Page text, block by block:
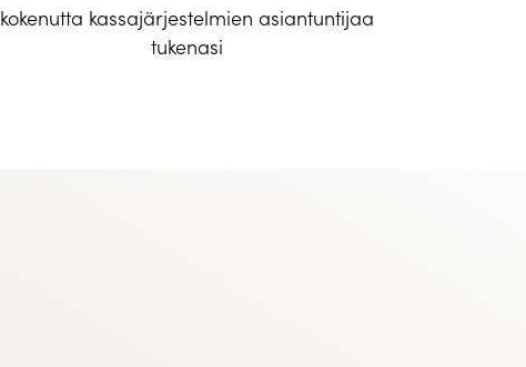
kokenutta kassajärjestelmien asiantuntijaa
tukenasi